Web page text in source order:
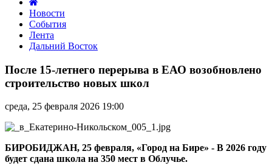
Новости
События
Лента
Дальний Восток
15-
перерыва
ЕАО
возобновлено
строительство
новых
школ
После 15-летнего перерыва в ЕАО возобновлено
строительство новых школ
среда, 25 февраля 2026 19:00
БИРОБИДЖАН, 25 февраля, «Город на Бире» - В 2026 году
будет сдана школа на 350 мест в Облучье.